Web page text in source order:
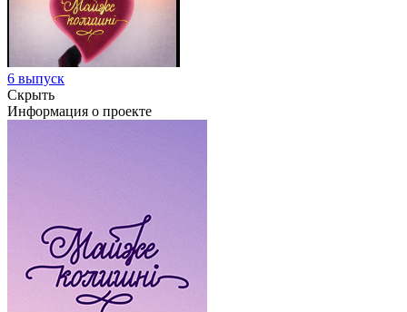
6 выпуск
Скрыть
Информация о проекте